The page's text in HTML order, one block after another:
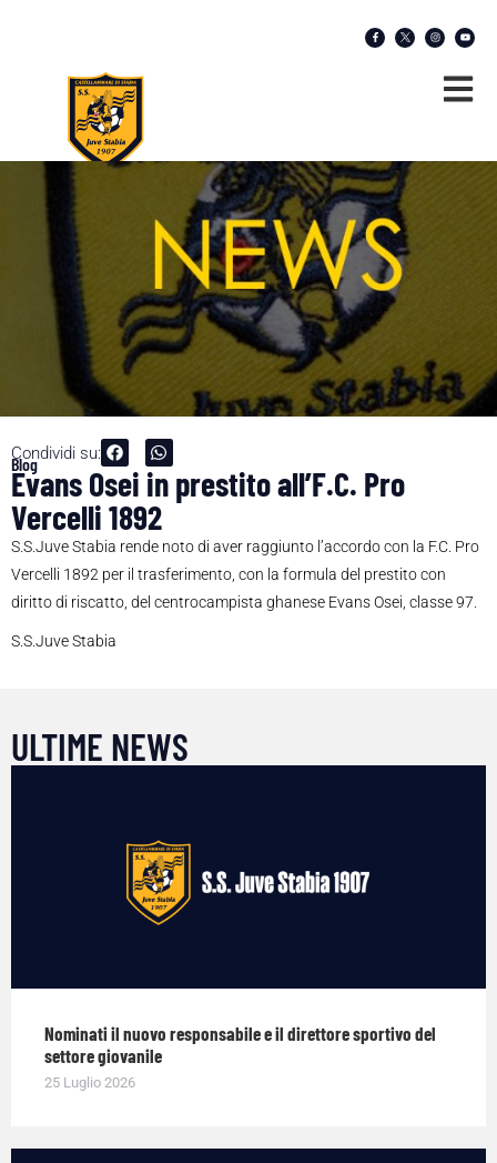
Condividi su:
Blog
Evans Osei in prestito all’F.C. Pro
Vercelli 1892
S.S.Juve Stabia rende noto di aver raggiunto l’accordo con la F.C. Pro
Vercelli 1892 per il trasferimento, con la formula del prestito con
diritto di riscatto, del centrocampista ghanese Evans Osei, classe 97.
S.S.Juve Stabia
ULTIME NEWS
Nominati il nuovo responsabile e il direttore sportivo del
settore giovanile
25 Luglio 2026